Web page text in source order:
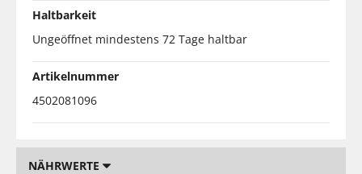
Haltbarkeit
Ungeöffnet mindestens 72 Tage haltbar
Artikelnummer
4502081096
NÄHRWERTE